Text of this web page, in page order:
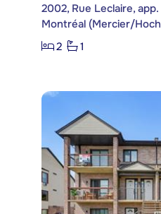
2002, Rue Leclaire, app.
Montréal (Mercier/
2
1